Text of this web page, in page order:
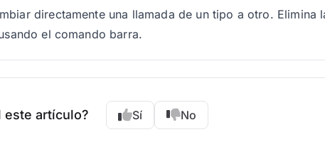
directamente una llamada de un tipo a otro. Elimina
el comando barra.
este artículo? Sí No